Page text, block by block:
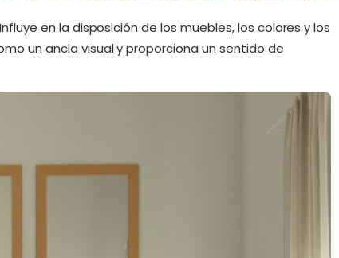
en la disposición de los muebles, los colores y los
un ancla visual y proporciona un sentido de